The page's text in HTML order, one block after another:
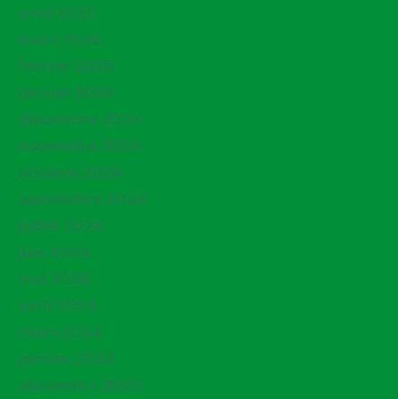
avril 2025
mars 2025
février 2025
janvier 2025
décembre 2024
novembre 2024
octobre 2024
septembre 2024
juillet 2024
juin 2024
mai 2024
avril 2024
mars 2024
janvier 2024
décembre 2023